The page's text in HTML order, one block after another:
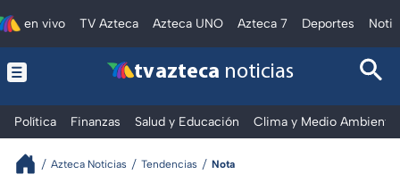
en vivo TV Azteca Azteca UNO Azteca 7 Deportes
tv azteca noticias
Política Finanzas Salud y Educación Clima y Medio Ambiente
Azteca Noticias Tendencias Nota